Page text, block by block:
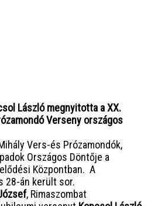
László megnyitotta a XX.
Verseny országos
Vers-és Prózamondók,
Országos Döntője a
Központban. A
28-án került sor.
, Rimaszombat